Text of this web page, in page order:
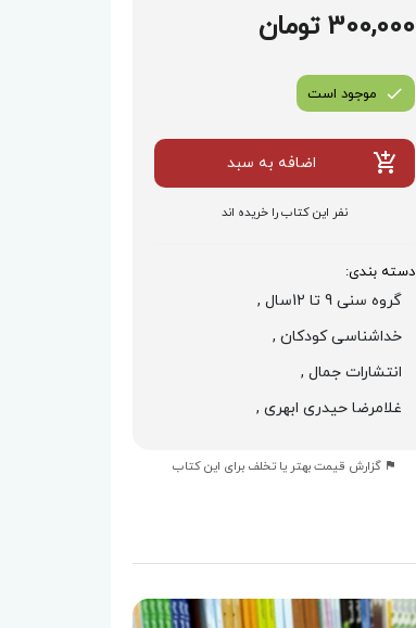
300,000 تومان
موجود است
اضافه به سبد
نفر این کتاب را خریده اند
دسته بندی:
گروه سنی 9 تا 12سال ,
خداشناسی کودکان ,
انتشارات جمال ,
غلامرضا حیدری ابهری ,
گزارش قیمت بهتر یا تخلف برای این کتاب